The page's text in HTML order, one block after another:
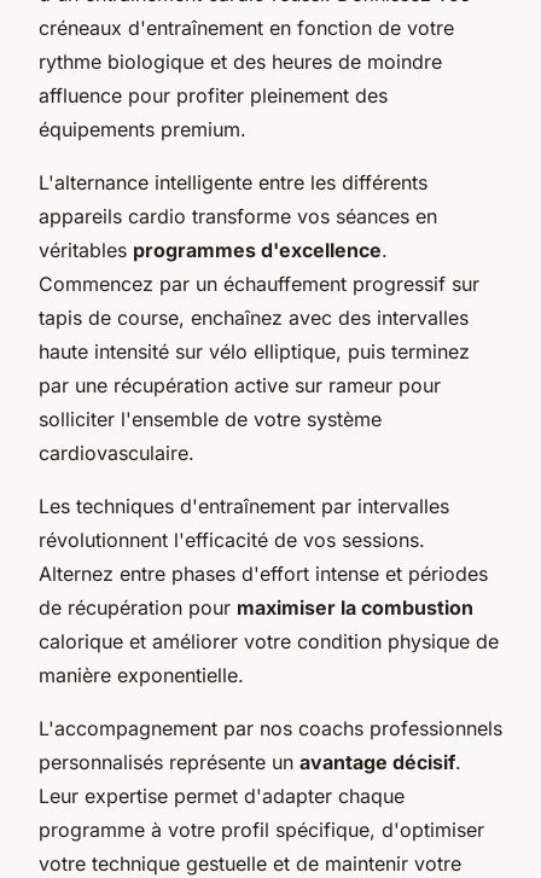
créneaux d'entraînement en fonction de votre
rythme biologique et des heures de moindre
affluence pour profiter pleinement des
équipements premium.
L'alternance intelligente entre les différents
appareils cardio transforme vos séances en
véritables programmes d'excellence.
Commencez par un échauffement progressif sur
tapis de course, enchaînez avec des intervalles
haute intensité sur vélo elliptique, puis terminez
par une récupération active sur rameur pour
solliciter l'ensemble de votre système
cardiovasculaire.
Les techniques d'entraînement par intervalles
révolutionnent l'efficacité de vos sessions.
Alternez entre phases d'effort intense et périodes
de récupération pour maximiser la combustion
calorique et améliorer votre condition physique de
manière exponentielle.
L'accompagnement par nos coachs professionnels
personnalisés représente un avantage décisif.
Leur expertise permet d'adapter chaque
programme à votre profil spécifique, d'optimiser
votre technique gestuelle et de maintenir votre